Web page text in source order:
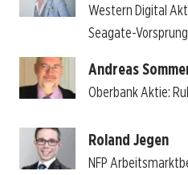
Western Digital
Seagate-Vorsprung
Andreas
Oberbank Aktie:
Roland Jegen
NFP